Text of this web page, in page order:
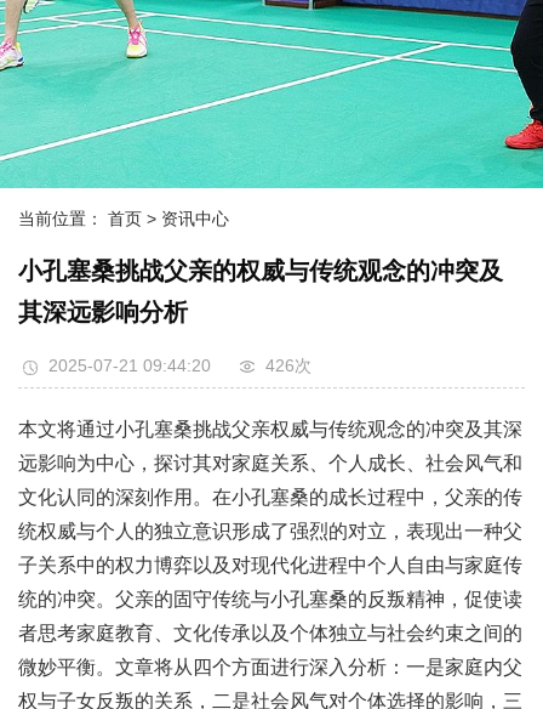
当前位置： 首页 > 资讯中心
小孔塞桑挑战父亲的权威与传统观念的冲突及
其深远影响分析
2025-07-21 09:44:20 426次
本文将通过小孔塞桑挑战父亲权威与传统观念的冲突及其深
远影响为中心，探讨其对家庭关系、个人成长、社会风气和
文化认同的深刻作用。在小孔塞桑的成长过程中，父亲的传
统权威与个人的独立意识形成了强烈的对立，表现出一种父
子关系中的权力博弈以及对现代化进程中个人自由与家庭传
统的冲突。父亲的固守传统与小孔塞桑的反叛精神，促使读
者思考家庭教育、文化传承以及个体独立与社会约束之间的
微妙平衡。文章将从四个方面进行深入分析：一是家庭内父
权与子女反叛的关系，二是社会风气对个体选择的影响，三